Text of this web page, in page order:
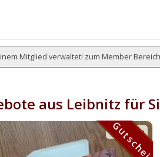
Mitglied verwaltet! zum Member Bereich
aus Leibnitz für
Gutschein
Gutschein